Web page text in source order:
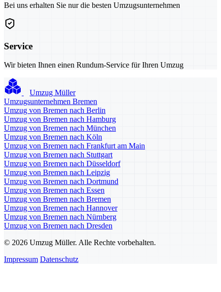
Bei uns erhalten Sie nur die besten Umzugsunternehmen
Service
Wir bieten Ihnen einen Rundum-Service für Ihren Umzug
Umzug Müller
Umzugsunternehmen Bremen
Umzug von Bremen nach Berlin
Umzug von Bremen nach Hamburg
Umzug von Bremen nach München
Umzug von Bremen nach Köln
Umzug von Bremen nach Frankfurt am Main
Umzug von Bremen nach Stuttgart
Umzug von Bremen nach Düsseldorf
Umzug von Bremen nach Leipzig
Umzug von Bremen nach Dortmund
Umzug von Bremen nach Essen
Umzug von Bremen nach Bremen
Umzug von Bremen nach Hannover
Umzug von Bremen nach Nürnberg
Umzug von Bremen nach Dresden
© 2026 Umzug Müller. Alle Rechte vorbehalten.
Impressum Datenschutz